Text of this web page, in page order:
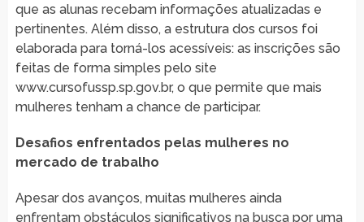
que as alunas recebam informações atualizadas e
pertinentes. Além disso, a estrutura dos cursos foi
elaborada para torná-los acessíveis: as inscrições são
feitas de forma simples pelo site
www.cursofussp.sp.gov.br, o que permite que mais
mulheres tenham a chance de participar.
Desafios enfrentados pelas mulheres no
mercado de trabalho
Apesar dos avanços, muitas mulheres ainda
enfrentam obstáculos significativos na busca por uma